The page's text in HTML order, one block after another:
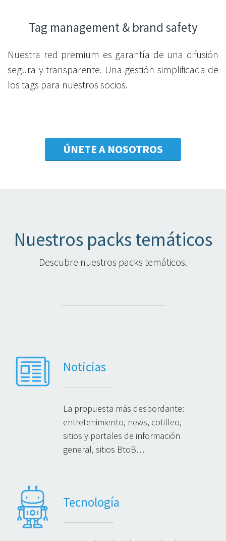
Tag management & brand safety
Nuestra red premium es garantía de una difusión
segura y transparente. Una gestión simplificada de
los tags para nuestros socios.
ÚNETE A NOSOTROS
Nuestros packs temáticos
Descubre nuestros packs temáticos.
Noticias
La propuesta más desbordante:
entretenimiento, news, cotilleo,
sitios y portales de información
general, sitios BtoB…
Tecnología